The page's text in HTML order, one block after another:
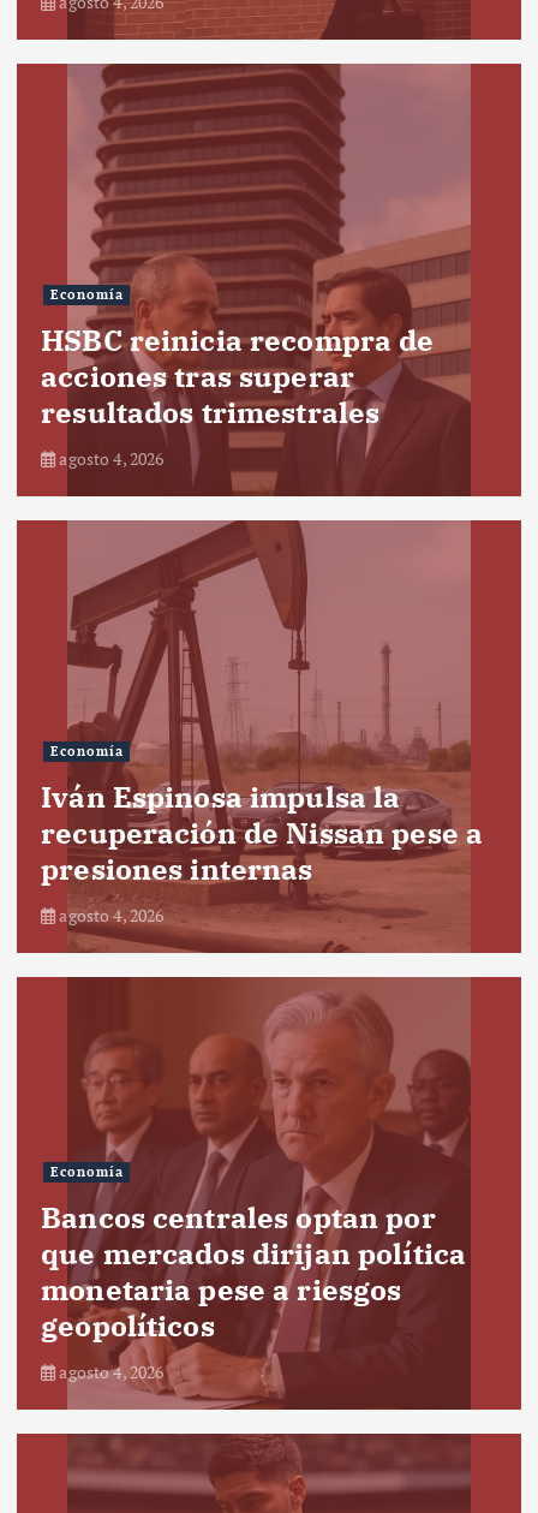
Economía
HSBC reinicia recompra de
acciones tras superar
resultados trimestrales
agosto 4, 2026
Economía
Iván Espinosa impulsa la
recuperación de Nissan pese a
presiones internas
agosto 4, 2026
Economía
Bancos centrales optan por
que mercados dirijan política
monetaria pese a riesgos
geopolíticos
agosto 4, 2026